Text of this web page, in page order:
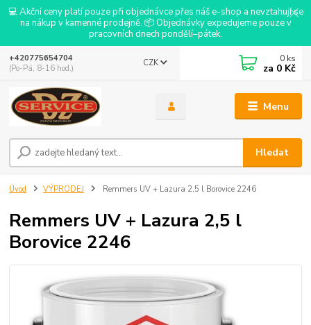
💻 Akční ceny platí pouze při objednávce přes náš e-shop a nevztahují se
na nákup v kamenné prodejně. 📦 Objednávky expedujeme pouze v
pracovních dnech pondělí–pátek.
Menu
CZK
Hledat
+420775654704
(Po-Pá, 8-16 hod.)
0 ks
za 0 Kč
Úvod VÝPRODEJ Remmers UV + Lazura 2,5 l Borovice 2246
Remmers UV + Lazura 2,5 l
Borovice 2246